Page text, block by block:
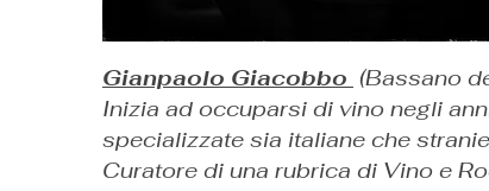
Gianpaolo Giacobbo (Bassano
Inizia ad occuparsi di vino negli
specializzate sia italiane che
Curatore di una rubrica di Vino e